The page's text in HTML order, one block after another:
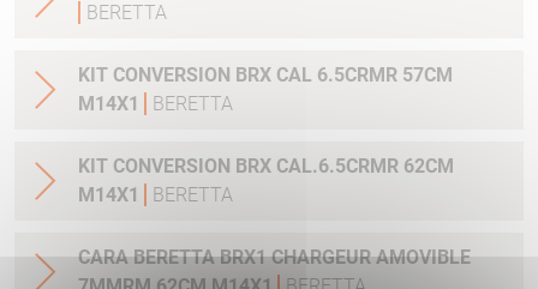
BERETTA
KIT CONVERSION BRX CAL 6.5CRMR 57CM
M14X1
BERETTA
KIT CONVERSION BRX CAL.6.5CRMR 62CM
M14X1
BERETTA
CARA BERETTA BRX1 CHARGEUR AMOVIBLE